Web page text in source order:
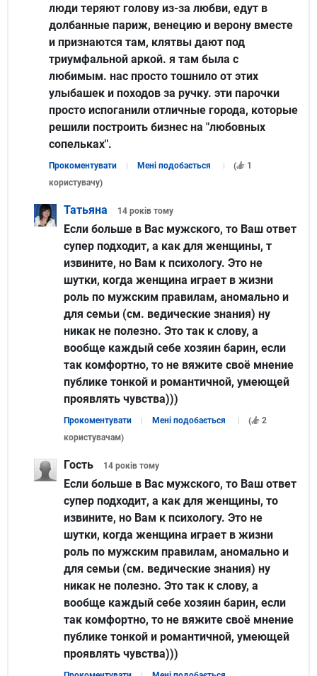
люди теряют голову из-за любви, едут в
долбанные париж, венецию и верону вместе
и признаются там, клятвы дают под
триумфальной аркой. я там была с
любимым. нас просто тошнило от этих
улыбашек и походов за ручку. эти парочки
просто испоганили отличные города, которые
решили построить бизнес на "любовных
сопельках".
Прокоментувати Мені подобається (
1
користувачу)
Татьяна 14 років тому
Если больше в Вас мужского, то Ваш ответ
супер подходит, а как для женщины, т
извините, но Вам к психологу. Это не
шутки, когда женщина играет в жизни
роль по мужским правилам, аномально и
для семьи (см. ведические знания) ну
никак не полезно. Это так к слову, а
вообще каждый себе хозяин барин, если
так комфортно, то не вяжите своё мнение
публике тонкой и романтичной, умеющей
проявлять чувства)))
Прокоментувати Мені подобається (
2
користувачам)
Гость 14 років тому
Если больше в Вас мужского, то Ваш ответ
супер подходит, а как для женщины, то
извините, но Вам к психологу. Это не
шутки, когда женщина играет в жизни
роль по мужским правилам, аномально и
для семьи (см. ведические знания) ну
никак не полезно. Это так к слову, а
вообще каждый себе хозяин барин, если
так комфортно, то не вяжите своё мнение
публике тонкой и романтичной, умеющей
проявлять чувства)))